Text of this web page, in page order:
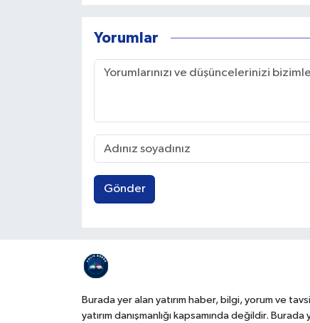
Yorumlar
Gönder
Burada yer alan yatırım haber, bilgi, yorum ve
yatırım danışmanlığı kapsamında değildir. Burada